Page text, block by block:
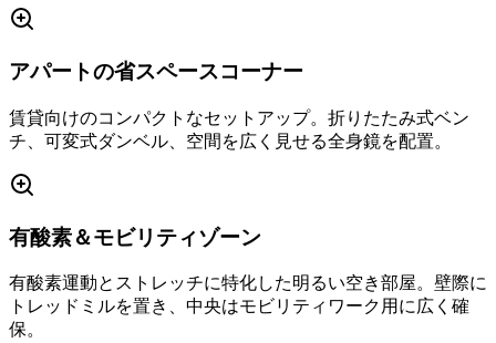
アパートの省スペースコーナー
賃貸向けのコンパクトなセットアップ。折りたたみ式ベン
チ、可変式ダンベル、空間を広く見せる全身鏡を配置。
有酸素＆モビリティゾーン
有酸素運動とストレッチに特化した明るい空き部屋。壁際に
トレッドミルを置き、中央はモビリティワーク用に広く確
保。